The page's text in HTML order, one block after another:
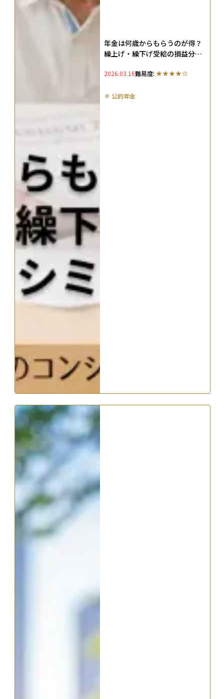
年金は何歳からもらうのが得？
繰上げ・繰下げ受給の損益分岐
2026.03.16難易度:
＃ 公的年金